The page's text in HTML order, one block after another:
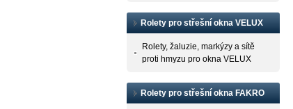
Rolety pro střešní okna VELUX
Rolety, žaluzie, markýzy a sítě
proti hmyzu pro okna VELUX
Rolety pro střešní okna FAKRO